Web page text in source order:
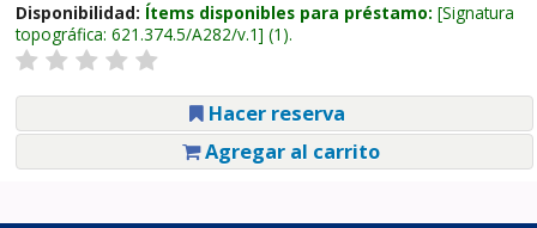
Disponibilidad: Ítems disponibles para préstamo: Signatura
topográfica: 621.374.5/A282/v.1 (1).
Hacer reserva
Agregar al carrito